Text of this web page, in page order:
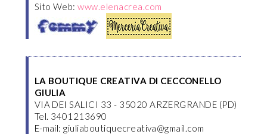
Sito Web:www.elenacrea.com
LA BOUTIQUE CREATIVA DI CECCONELLO
GIULIA
VIA DEI SALICI 33 - 35020 ARZERGRANDE (PD)
Tel. 3401213690
E-mail: giuliaboutiquecreativa@gmail.com